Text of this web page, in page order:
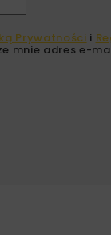
Prywatności i
mnie adres e-